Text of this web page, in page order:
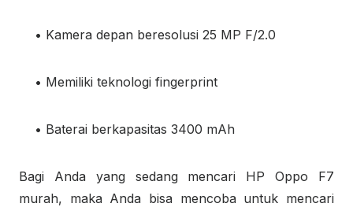
• Kamera depan beresolusi 25 MP F/2.0
• Memiliki teknologi fingerprint
• Baterai berkapasitas 3400 mAh
Bagi Anda yang sedang mencari HP Oppo F7
murah, maka Anda bisa mencoba untuk mencari